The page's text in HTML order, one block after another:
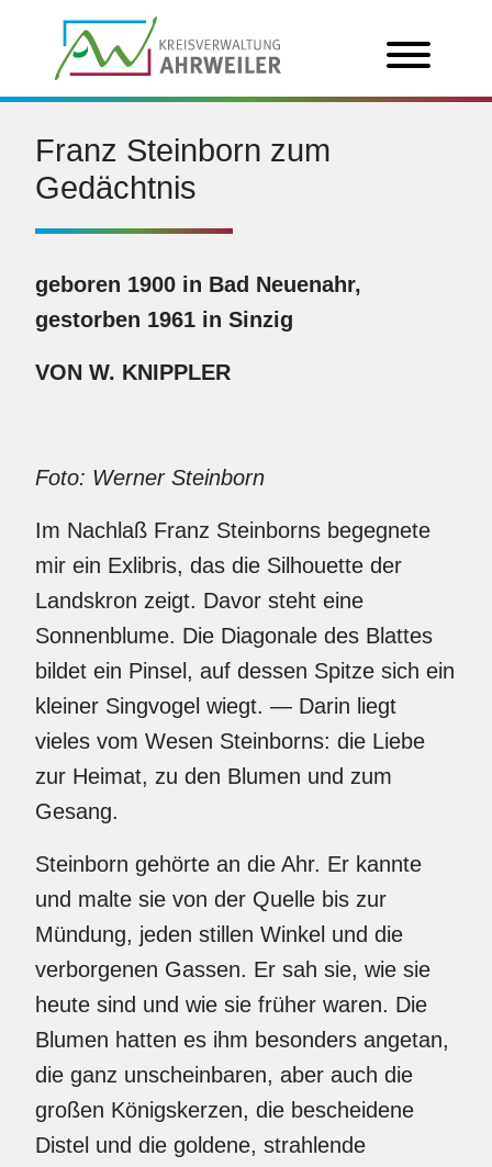
Franz Steinborn zum
Gedächtnis
geboren 1900 in Bad Neuenahr,
gestorben 1961 in Sinzig
VON W. KNIPPLER
Foto: Werner Steinborn
Im Nachlaß Franz Steinborns begegnete
mir ein Exlibris, das die Silhouette der
Landskron zeigt. Davor steht eine
Sonnenblume. Die Diagonale des Blattes
bildet ein Pinsel, auf dessen Spitze sich ein
kleiner Singvogel wiegt. — Darin liegt
vieles vom Wesen Steinborns: die Liebe
zur Heimat, zu den Blumen und zum
Gesang.
Steinborn gehörte an die Ahr. Er kannte
und malte sie von der Quelle bis zur
Mündung, jeden stillen Winkel und die
verborgenen Gassen. Er sah sie, wie sie
heute sind und wie sie früher waren. Die
Blumen hatten es ihm besonders angetan,
die ganz unscheinbaren, aber auch die
großen Königskerzen, die bescheidene
Distel und die goldene, strahlende